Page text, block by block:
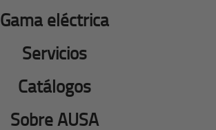
Gama eléctrica
Servicios
Catálogos
Sobre AUSA